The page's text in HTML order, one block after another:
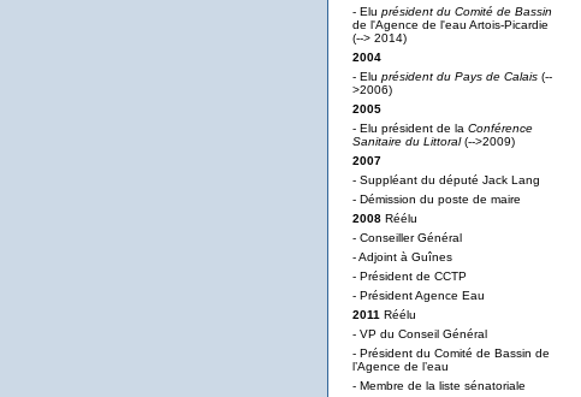
- Elu président du Comité de Bassin
de l'Agence de l'eau Artois-Picardie
(--> 2014)
2004
- Elu président du Pays de Calais (--
>2006)
2005
- Elu président de la Conférence
Sanitaire du Littoral(-->2009)
2007
- Suppléant du député Jack Lang
- Démission du poste de maire
2008 Réélu
- Conseiller Général
- Adjoint à Guînes
- Président de CCTP
- Président Agence Eau
2011 Réélu
- VP du Conseil Général
- Président du Comité de Bassin de
l’Agence de l’eau
- Membre de la liste sénatoriale